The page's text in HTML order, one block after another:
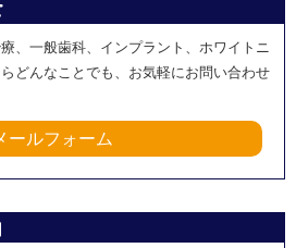
、一般歯科、インプラント、ホワイトニ
どんなことでも、お気軽にお問い合わせ
ールフォーム